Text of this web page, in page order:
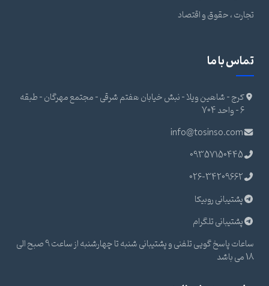
تجارت ، حقوق و اقتصاد
تماس با ما
کرج - شاهین ویلا - نبش خیابان هفتم شرقی - مجتمع مهرگان - طبقه
6 - واحد 704
info@tosinso.com
09357150445
026-34209662
پشتیبانی روبیکا
پشتیبانی تلگرام
ساعات پاسخ گویی تلفنی و پشتیبانی شنبه تا چهارشنبه از ساعت 9 صبح الی
18 می باشد